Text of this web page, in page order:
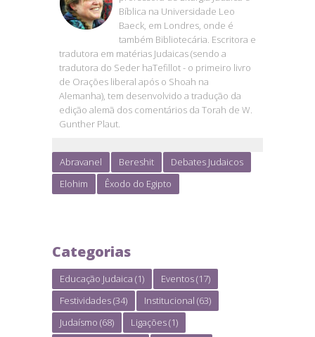
Bíblica na Universidade Leo
Baeck, em Londres, onde é
também Bibliotecária. Escritora e
tradutora em matérias Judaicas (sendo a
tradutora do Seder haTefillot - o primeiro livro
de Orações liberal após o Shoah na
Alemanha), tem desenvolvido a tradução da
edição alemã dos comentários da Torah de W.
Gunther Plaut.
Abravanel Bereshit
Debates Judaicos
Elohim
Êxodo do Egipto
Categorias
Educação Judaica (1) Eventos(17)
Festividades(34) Institucional (63)
Judaísmo (68) Ligações(1)